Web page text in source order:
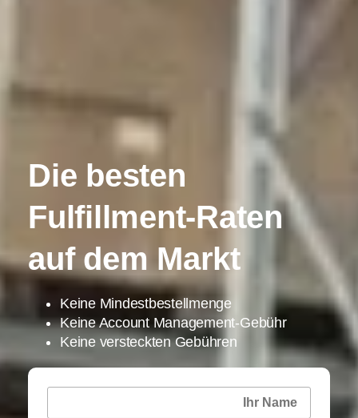
Die besten
Fulfillment-Raten
auf dem Markt
Keine Mindestbestellmenge
Keine Account Management-Gebühr
Keine versteckten Gebühren